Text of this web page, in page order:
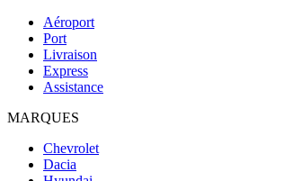
Aéroport
Port
Livraison
Express
Assistance
MARQUES
Chevrolet
Dacia